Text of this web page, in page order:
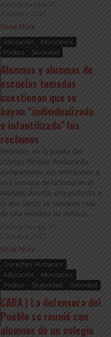
Revista Tiempo 30
4 octubre, 2022
Read More
Educación
Municipios
Política
Sociedad
Alumnos y alumnas de
escuelas tomadas
cuestionan que se
hayan “individualizado
e infantilizado” los
reclamos
Reunidos en la puerta del
colegio Nicolás Avellaneda,
compartieron sus reflexiones a
una semana de la toma en el
Mariano Acosta, una protesta a
la que luego se sumaron más
de una veintena de instituci...
Revista Tiempo 30
2 octubre, 2022
Read More
Derechos Humanos
Educación
Municipios
Política
Seguridad Sociedad
CABA | La defensora del
Pueblo se reunió con
alumnos de un colegio